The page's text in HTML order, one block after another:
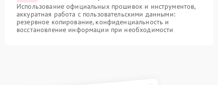
Использование официальных прошивок и инструментов,
аккуратная работа с пользовательскими данными:
резервное копирование, конфиденциальность и
восстановление информации при необходимости